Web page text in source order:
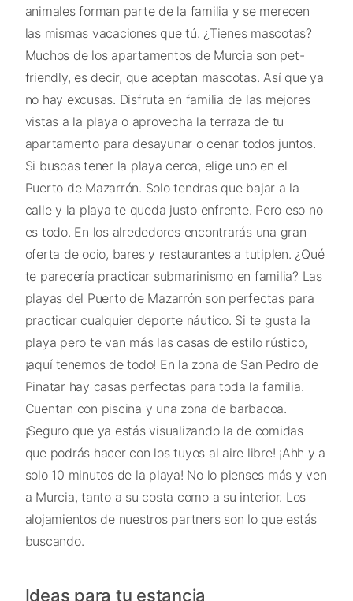
animales forman parte de la familia y se merecen
las mismas vacaciones que tú. ¿Tienes mascotas?
Muchos de los apartamentos de Murcia son pet-
friendly, es decir, que aceptan mascotas. Así que ya
no hay excusas. Disfruta en familia de las mejores
vistas a la playa o aprovecha la terraza de tu
apartamento para desayunar o cenar todos juntos.
Si buscas tener la playa cerca, elige uno en el
Puerto de Mazarrón. Solo tendras que bajar a la
calle y la playa te queda justo enfrente. Pero eso no
es todo. En los alrededores encontrarás una gran
oferta de ocio, bares y restaurantes a tutiplen. ¿Qué
te parecería practicar submarinismo en familia? Las
playas del Puerto de Mazarrón son perfectas para
practicar cualquier deporte náutico. Si te gusta la
playa pero te van más las casas de estilo rústico,
¡aquí tenemos de todo! En la zona de San Pedro de
Pinatar hay casas perfectas para toda la familia.
Cuentan con piscina y una zona de barbacoa.
¡Seguro que ya estás visualizando la de comidas
que podrás hacer con los tuyos al aire libre! ¡Ahh y a
solo 10 minutos de la playa! No lo pienses más y ven
a Murcia, tanto a su costa como a su interior. Los
alojamientos de nuestros partners son lo que estás
buscando.
Ideas para tu estancia